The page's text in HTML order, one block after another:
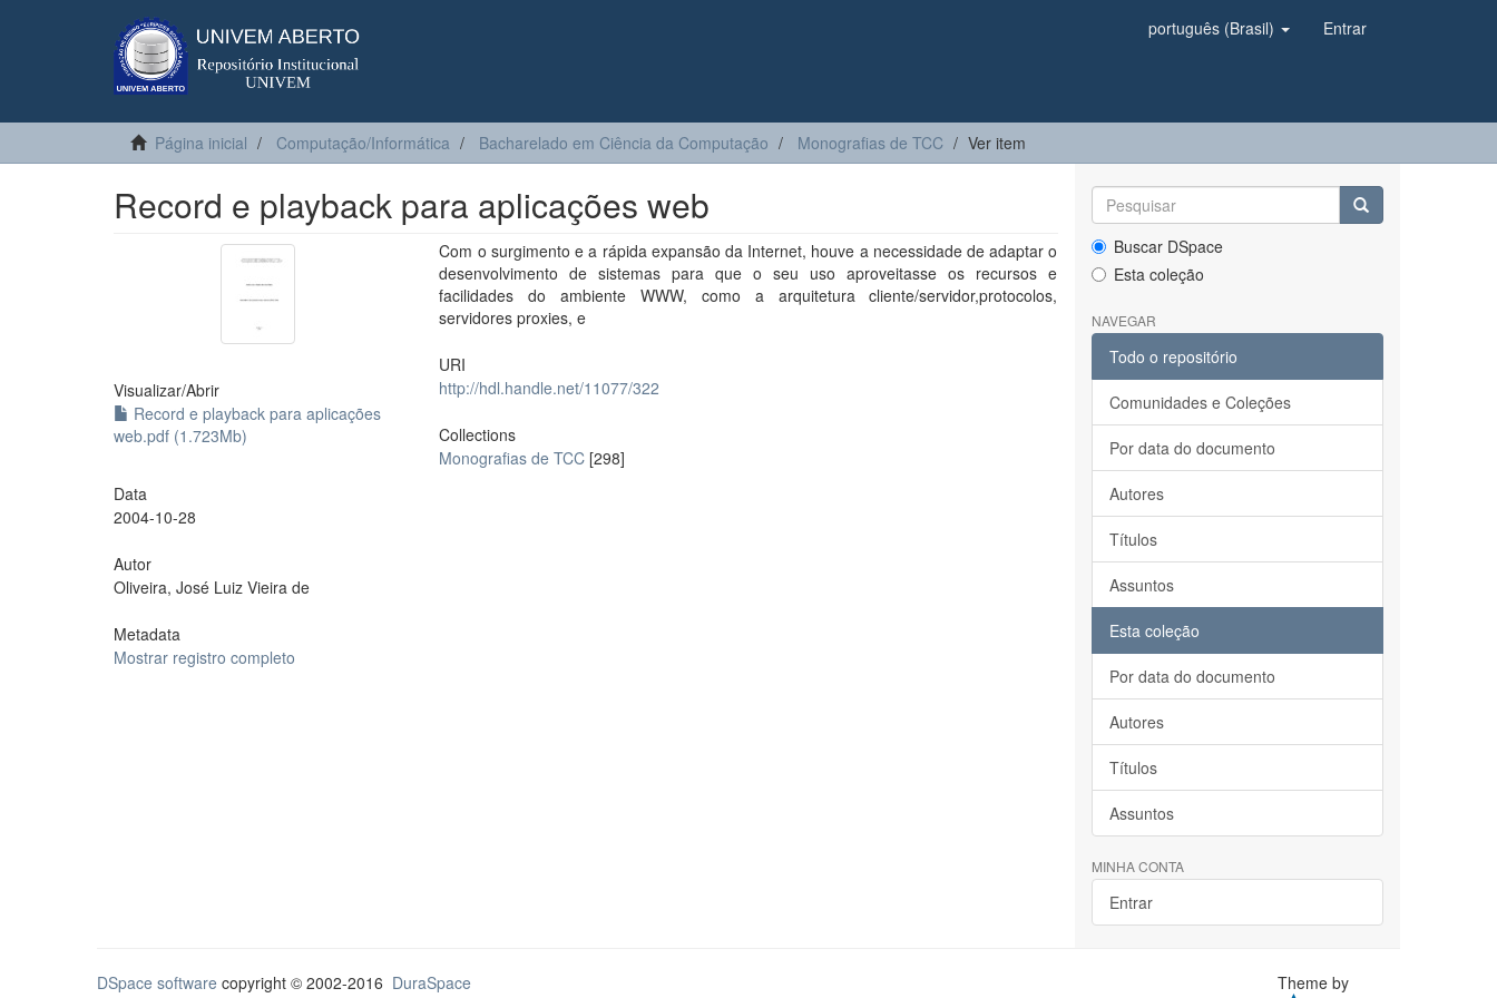
português (Brasil) Entrar
Página inicial Computação/Informática Bacharelado em Ciência da Computação Monografias de TCC Ver item
Record e playback para aplicações web
Visualizar/Abrir
Record e playback para aplicações
web.pdf (1.723Mb)
Data
2004-10-28
Autor
Oliveira, José Luiz Vieira de
Metadata
Mostrar registro completo
Com o surgimento e a rápida expansão da Internet, houve a necessidade de adaptar o
desenvolvimento de sistemas para que o seu uso aproveitasse os recursos e
facilidades do ambiente WWW, como a arquitetura cliente/servidor,protocolos,
servidores proxies, e
URI
http://hdl.handle.net/11077/322
Collections
Monografias de TCC [298]
Buscar DSpace
Esta coleção
NAVEGAR
Todo o repositório
Comunidades e Coleções
Por data do documento
Autores
Títulos
Assuntos
Esta coleção
Por data do documento
Autores
Títulos
Assuntos
MINHA CONTA
Entrar
DSpace software copyright © 2002-2016 DuraSpace
Theme by